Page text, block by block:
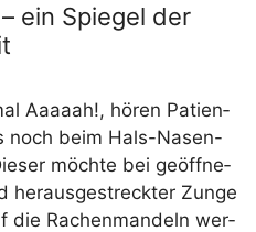
ein Spiegel der
Aaaaah!, hören Pati­en­
noch beim Hals-Nasen-
möch­te bei geöff­ne­
her­aus­ge­streck­ter Zun­ge
die Rachen­man­deln wer­